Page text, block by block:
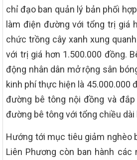
chỉ đạo ban quản lý bản phối
làm điện đường với tổng trị giá
chức trồng cây xanh xung
với trị giá hơn 1.500.000 đồng.
động nhân dân mở rộng sân
kinh phí thực hiện là 45.000.000
đường bê tông nội đồng và
đường bê tông với tổng chiều dài
Hướng tới mục tiêu giảm nghèo
Liên Phương còn ban hành các